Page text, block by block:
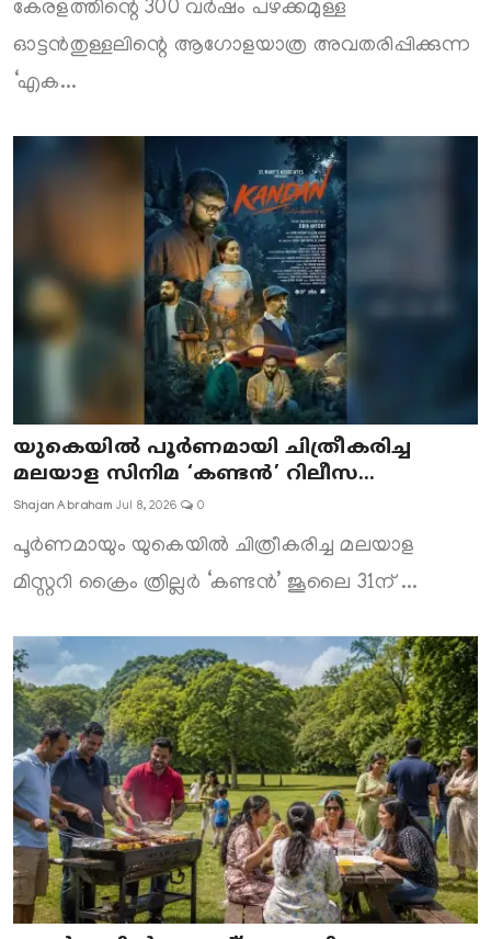
കേരളത്തിന്റെ 300 വർഷം പഴക്കമുള്ള
ഓട്ടൻതുള്ളലിന്റെ ആഗോളയാത്ര അവതരിപ്പിക്കുന്ന
‘എക...
യുകെയിൽ പൂർണമായി ചിത്രീകരിച്ച
മലയാള സിനിമ ‘കണ്ടൻ’ റിലീസ...
Shajan Abraham Jul 8, 2026 0
പൂർണമായും യുകെയിൽ ചിത്രീകരിച്ച മലയാള
മിസ്റ്ററി ക്രൈം ത്രില്ലർ ‘കണ്ടൻ’ ജൂലൈ 31ന് ...